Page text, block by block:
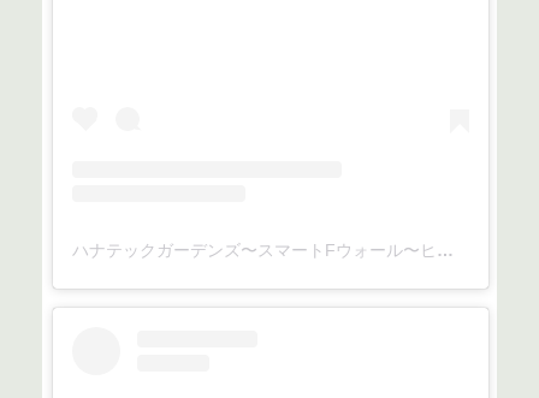
ハナテックガーデンズ〜スマートFウォール〜ヒバセレクト〜(@hanatech_gardens)がシェアした投稿